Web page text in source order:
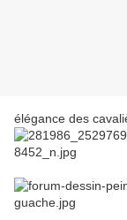
élégance des